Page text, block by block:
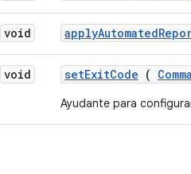
void applyAutomated
void setExitCode (
Ayudante para